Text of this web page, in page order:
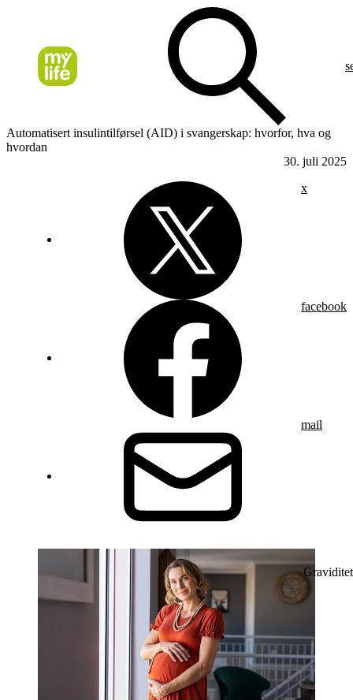
Automatisert insulintilførsel (AID) i svangerskap: hvorfor, hva og
hvordan
30. juli 2025
x
facebook
mail
Graviditet